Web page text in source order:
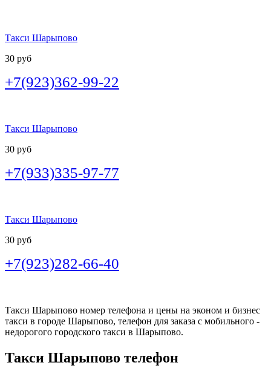
Такси Шарыпово
30 руб
+7(923)362-99-22
Такси Шарыпово
30 руб
+7(933)335-97-77
Такси Шарыпово
30 руб
+7(923)282-66-40
Такси Шарыпово номер телефона и цены на эконом и бизнес
такси в городе Шарыпово, телефон для заказа с мобильного -
недорогого городского такси в Шарыпово.
Такси Шарыпово телефон